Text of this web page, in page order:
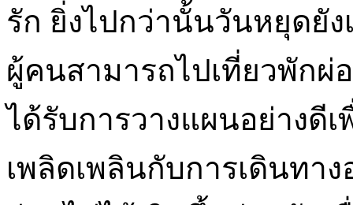
รัก ยิ่งไปกว่านั้นวันหยุดยั
ผู้คนสามารถไปเที่ยวพักผ่
ได้รับการวางแผนอย่างดี
เพลิดเพลินกับการเดินทา